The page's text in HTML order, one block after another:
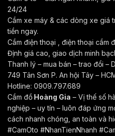
24/24
Cầm xe máy & các dòng xe giá
tiền ngay.
Cầm điện thoại , điện thoại cầm
Định giá cao, giao dịch minh
Thanh lý – mua bán – trao đổi –
749 Tân Sơn P. An hội Tây –
Hotline: 0909.797.689
Cầm đồ Hoàng Gia – Vị thế số
nghiệp – uy tín – luôn đáp ứng
cách nhanh chóng, an toàn và
#CamOto #NhanTienNhanh